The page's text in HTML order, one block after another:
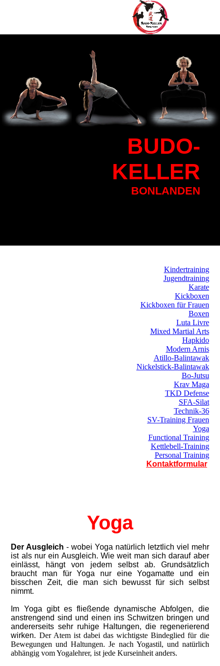
BUDO-
KELLER
BONLANDEN
Kindertraining
Jugendtraining
Karate
Kickboxen
Kickboxen für Frauen
Boxen
Luta Livre
Mixed Martial Arts
Hapkido
Modern Arnis
Atillo-Balintawak
Nickelstick-Balintawak
Bo-Jutsu
Krav Maga
TKD Defense
SFA-Silat
Technik-36
SV-Training Frauen
Yoga
Functional Training
Kettlebell-Training
Personal Training
Kontaktformular
Yoga
Der Ausgleich - wobei Yoga natürlich letztlich viel mehr
ist als nur ein Ausgleich. Wie weit man sich darauf aber
einlässt, hängt von jedem selbst ab. Grundsätzlich
braucht man für Yoga nur eine Yogamatte und ein
bisschen Zeit, die man sich bewusst für sich selbst
nimmt.
Im Yoga gibt es fließende dynamische Abfolgen, die
anstrengend sind und einen ins Schwitzen bringen und
andererseits sehr ruhige Haltungen, die regenerierend
wirken. Der Atem ist dabei das wichtigste Bindeglied für die
Bewegungen und Haltungen. Je nach Yogastil, und natürlich
abhängig vom Yogalehrer, ist jede Kurseinheit anders.